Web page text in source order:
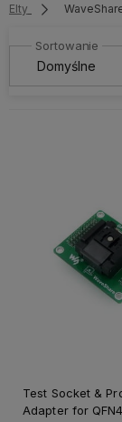
Elty
Test Socket &
Adapter for